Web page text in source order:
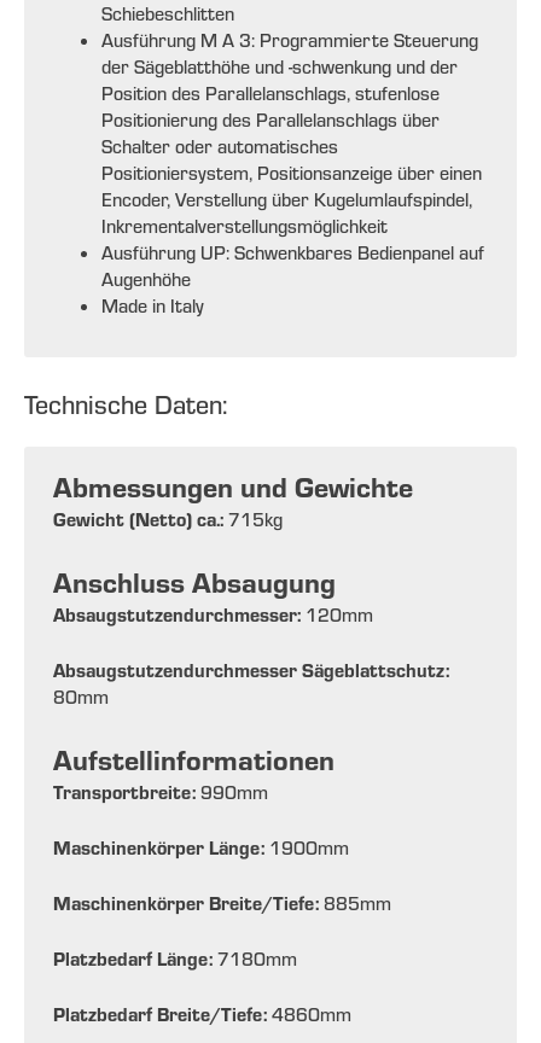
Schiebeschlitten
Ausführung M A 3: Programmierte Steuerung
der Sägeblatthöhe und -schwenkung und der
Position des Parallelanschlags, stufenlose
Positionierung des Parallelanschlags über
Schalter oder automatisches
Positioniersystem, Positionsanzeige über einen
Encoder, Verstellung über Kugelumlaufspindel,
Inkrementalverstellungsmöglichkeit
Ausführung UP: Schwenkbares Bedienpanel auf
Augenhöhe
Made in Italy
Technische Daten:
Abmessungen und Gewichte
Gewicht (Netto) ca.: 715kg
Anschluss Absaugung
Absaugstutzendurchmesser: 120mm
Absaugstutzendurchmesser Sägeblattschutz:
80mm
Aufstellinformationen
Transportbreite: 990mm
Maschinenkörper Länge: 1900mm
Maschinenkörper Breite/Tiefe: 885mm
Platzbedarf Länge: 7180mm
Platzbedarf Breite/Tiefe: 4860mm